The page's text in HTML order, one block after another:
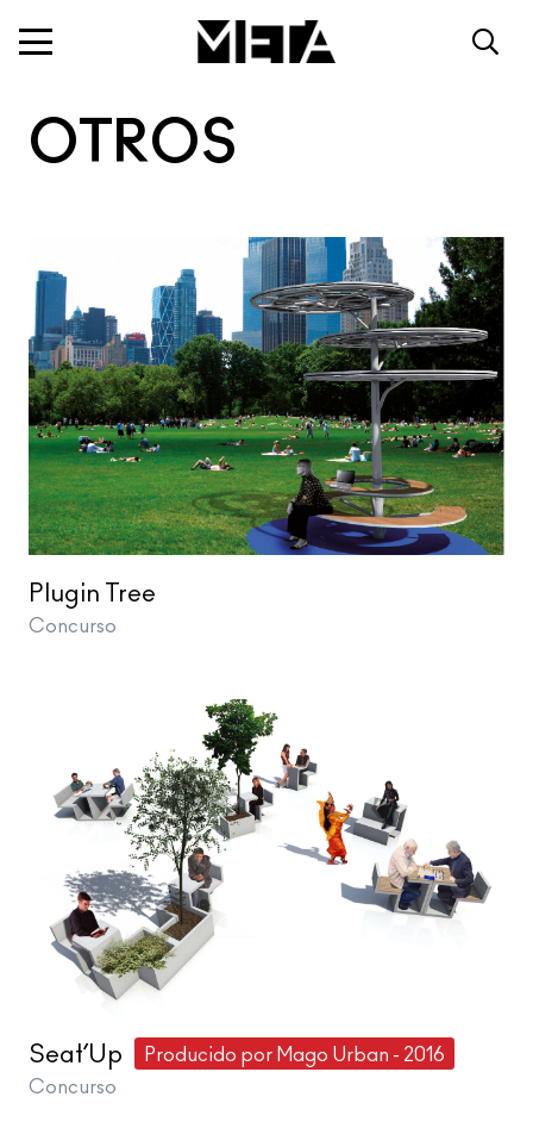
OTROS
Plugin Tree
Concurso
Seat’Up
Producido por Mago Urban - 2016
Concurso